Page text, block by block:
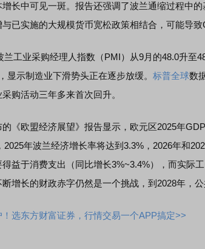
长中可见一斑。报告还强调了波兰通缩过程中
已实施的大规模货币宽松政策相结合，可能导致
业采购经理人指数（PMI）从9月的48.0升至
显示制造业下滑势头正在逐步放缓。 标普全球数
购活动三年多来首次回升。
欧盟经济展望》报告显示，欧元区2025年
年波兰经济增长率将达到3.3%，2026年和
益于消费支出（同比增长3%~3.4%），而实际
增长的财政赤字仍然是一个挑战，到2028年，公
选东方财富证券，行情交易一个APP搞定>>
将吹向何处